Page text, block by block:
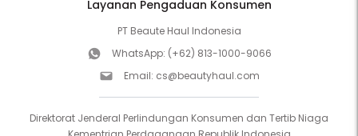
Layanan Pengaduan Konsumen
PT Beaute Haul Indonesia
WhatsApp: (+62) 813-1000-9066
Email: cs@beautyhaul.com
Direktorat Jenderal Perlindungan Konsumen dan Tertib Niaga